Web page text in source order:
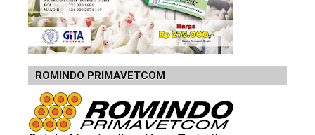
ROMINDO PRIMAVETCOM